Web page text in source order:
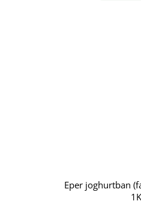
Eper joghurtban